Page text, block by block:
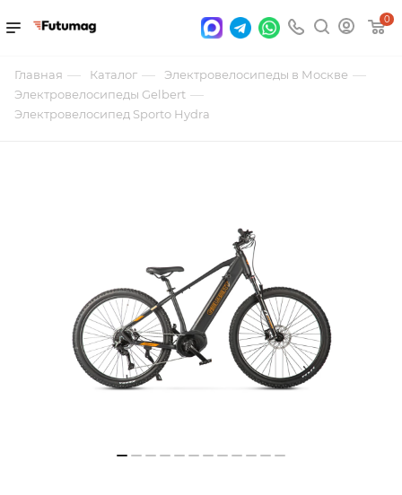
0
Главная — Каталог — Электровелосипеды в Москве —
Электровелосипеды Gelbert —
Электровелосипед Sporto Hydra